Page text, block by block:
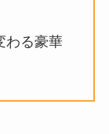
わる豪華